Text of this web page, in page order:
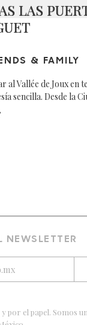
LAS
& FAMILY
al Vallée de Joux en
sencilla. Desde la
NEWSLETTER
por el papel. Somos